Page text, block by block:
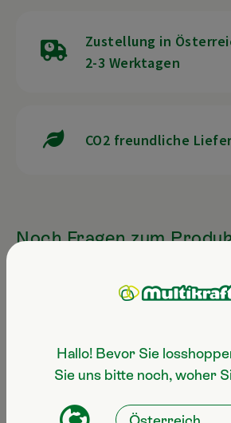
Zustellung in
2-3 Werktagen
CO2 freundliche
Noch Fragen zum
Servicehotline
E-Mail
info@multikraft.at
Erreichbar von
Hallo! Bevor Sie
Sie uns bitte noch, woher